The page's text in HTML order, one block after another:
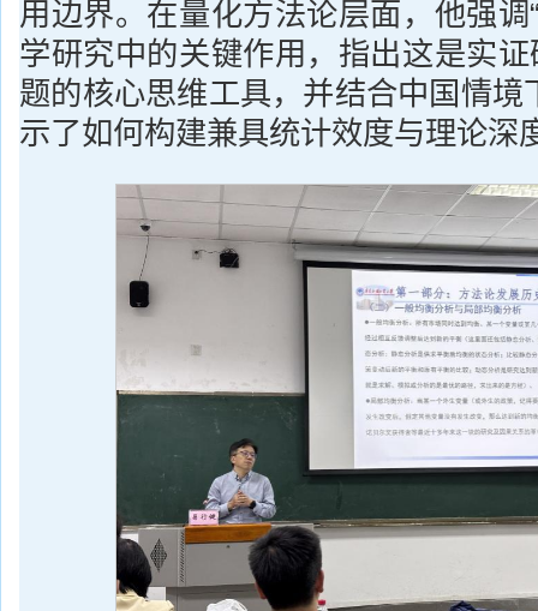
用边界。在量化方法论层面，他强调
学研究中的关键作用，指出这是实证
题的核心思维工具，并结合中国情境
示了如何构建兼具统计效度与理论深